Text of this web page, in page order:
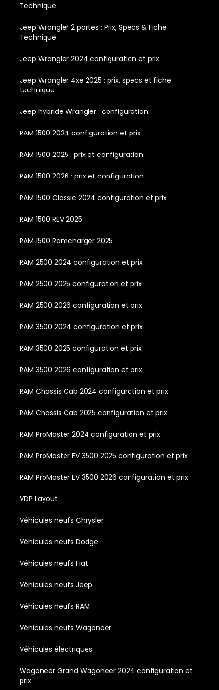
Technique
Jeep Wrangler 2 portes : Prix, Specs & Fiche
Technique
Jeep Wrangler 2024 configuration et prix
Jeep Wrangler 4xe 2025 : prix, specs et fiche
technique
Jeep hybride Wrangler : configuration
RAM 1500 2024 configuration et prix
RAM 1500 2025 : prix et configuration
RAM 1500 2026 : prix et configuration
RAM 1500 Classic 2024 configuration et prix
RAM 1500 REV 2025
RAM 1500 Ramcharger 2025
RAM 2500 2024 configuration et prix
RAM 2500 2025 configuration et prix
RAM 2500 2026 configuration et prix
RAM 3500 2024 configuration et prix
RAM 3500 2025 configuration et prix
RAM 3500 2026 configuration et prix
RAM Chassis Cab 2024 configuration et prix
RAM Chassis Cab 2025 configuration et prix
RAM ProMaster 2024 configuration et prix
RAM ProMaster EV 3500 2025 configuration et prix
RAM ProMaster EV 3500 2026 configuration et prix
VDP Layout
Véhicules neufs Chrysler
Véhicules neufs Dodge
Véhicules neufs Fiat
Véhicules neufs Jeep
Véhicules neufs RAM
Véhicules neufs Wagoneer
Véhicules électriques
Wagoneer Grand Wagoneer 2024 configuration et
prix